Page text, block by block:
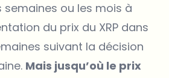
ou les mois à
du prix du XRP dans
suivant la décision
Mais jusqu’où le prix